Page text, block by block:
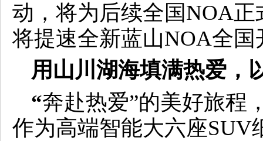
动，将为后续全国NOA
将提速全新蓝山NOA全国
用山川湖海填满热爱，
“奔赴热爱”的美好旅程
作为高端智能大六座SUV